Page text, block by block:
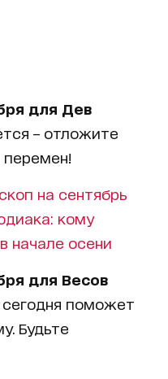
для Дев
– отложите
на сентябрь
кому
начале осени
для Весов
сегодня поможет
Будьте